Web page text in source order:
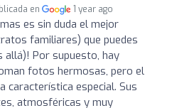
en 1 year ago
es sin duda el mejor
familiares) que puedes
allá)! Por supuesto, hay
fotos hermosas, pero el
característica especial. Sus
atmosféricas y muy